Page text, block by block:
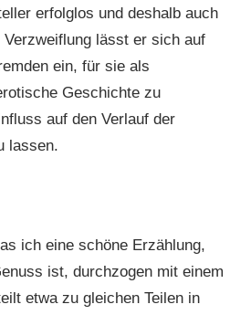
erfolglos und deshalb auch
lässt er sich auf
ein, für sie als
Geschichte zu
auf den Verlauf der
lassen.
ich eine schöne Erzählung,
ist, durchzogen mit einem
etwa zu gleichen Teilen in